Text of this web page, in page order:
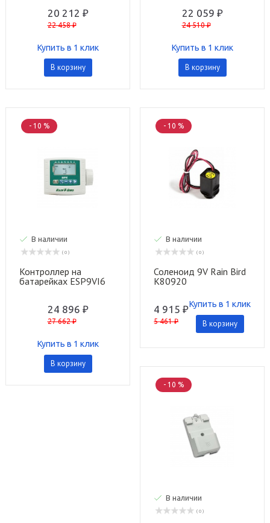
20 212 ₽
22 458 ₽
Купить в 1 клик
В корзину
22 059 ₽
24 510 ₽
Купить в 1 клик
В корзину
- 10 %
В наличии
( 0 )
Контроллер на
батарейках ESP9VI6
24 896 ₽
27 662 ₽
Купить в 1 клик
В корзину
- 10 %
В наличии
( 0 )
Соленоид 9V Rain Bird
K80920
4 915 ₽
5 461 ₽
Купить в 1 клик
В корзину
- 10 %
В наличии
( 0 )